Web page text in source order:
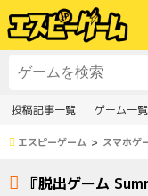
投稿記事一覧 ゲーム一覧
エスピーゲーム スマホゲ
『脱出ゲーム